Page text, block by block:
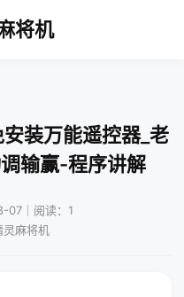
将机
装万能遥控器_老
输赢-程序讲解
07｜阅读：1
灵麻将机